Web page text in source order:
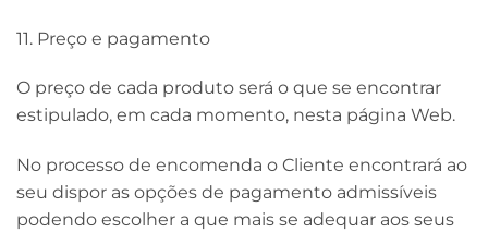
11. Preço e pagamento
O preço de cada produto será o que se encontrar
estipulado, em cada momento, nesta página Web.
No processo de encomenda o Cliente encontrará ao
seu dispor as opções de pagamento admissíveis
podendo escolher a que mais se adequar aos seus